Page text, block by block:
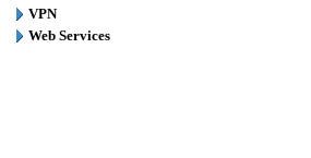
VPN
Web Services